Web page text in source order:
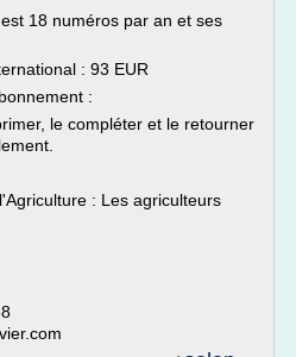
18 numéros par an et ses
: 93 EUR
:
le compléter et le retourner
: Les agriculteurs